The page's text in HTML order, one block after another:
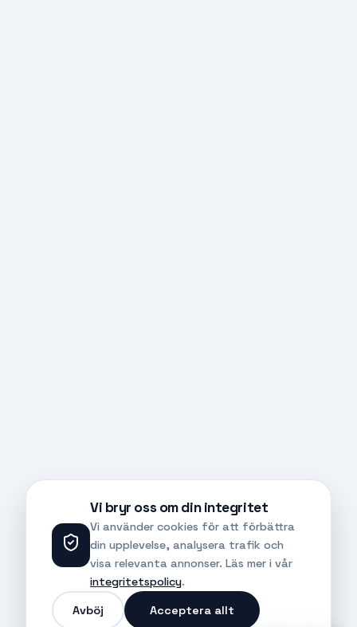
Vi bryr oss om din integritet
Vi använder cookies för att förbättra
din upplevelse, analysera trafik och
visa relevanta annonser. Läs mer i vår
integritetspolicy.
Avböj
Acceptera allt